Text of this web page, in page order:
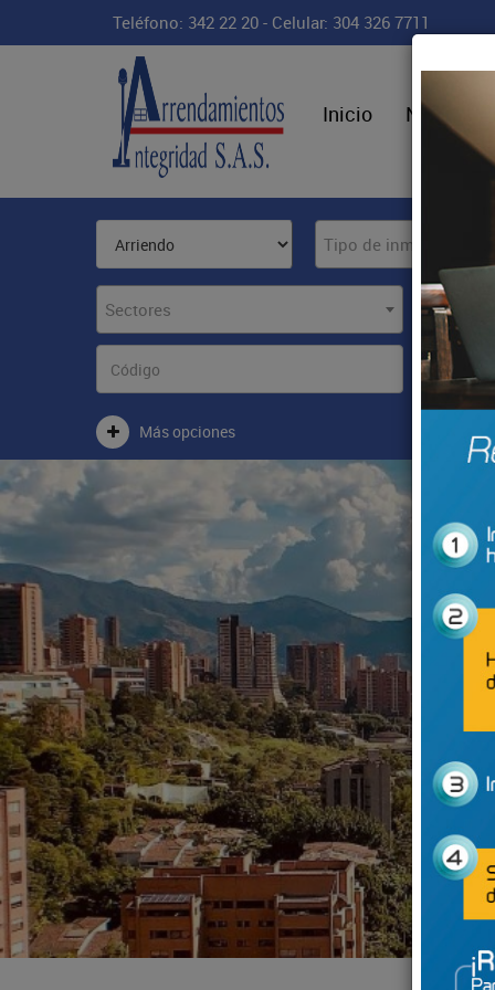
Teléfono: 342 22 20 - Celular: 304 326 7711
Inicio Nosotros
Tipo de inmueble
Sectores
Más opciones